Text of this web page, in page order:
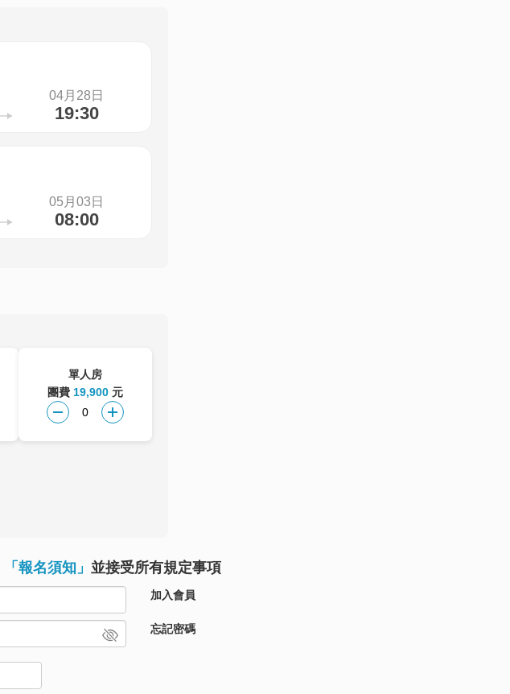
04月28日
19:30
05月03日
08:00
單人房
團費 19,900元
「報名須知」 並接受所有規定事項
加入會員
忘記密碼